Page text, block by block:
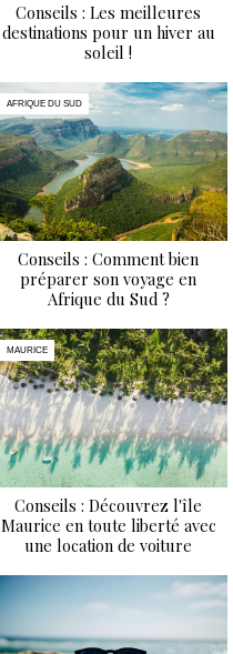
Conseils : Les meilleures
destinations pour un hiver au
soleil !
AFRIQUE DU SUD
Conseils : Comment bien
préparer son voyage en
Afrique du Sud ?
MAURICE
Conseils : Découvrez l'île
Maurice en toute liberté avec
une location de voiture